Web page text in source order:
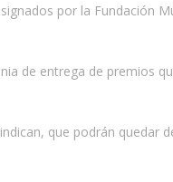
por la Fundación
de entrega de premios
que podrán quedar